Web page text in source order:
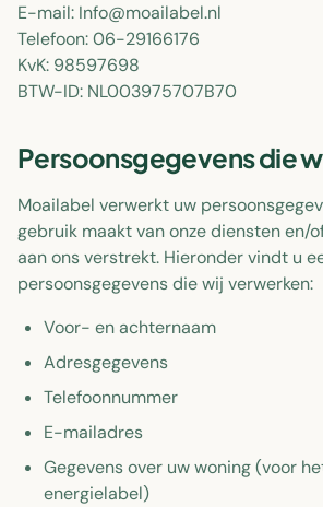
E-mail: Info@moailabel.nl
Telefoon: 06-29166176
KvK: 98597698
BTW-ID: NL003975707B70
Persoonsgegevens die
Moailabel verwerkt uw
gebruik maakt van onze diensten en/
aan ons verstrekt. Hieronder vindt u
persoonsgegevens die wij verwerken:
Voor- en achternaam
Adresgegevens
Telefoonnummer
E-mailadres
Gegevens over uw woning (voor
energielabel)